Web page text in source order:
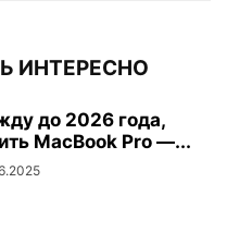
ИНТЕРЕСНО
до 2026 года,
MacBook Pro —...